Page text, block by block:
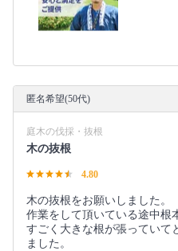
匿名希望(50代)
庭木の伐採・抜根
木の抜根
4.80
木の抜根をお願いしました。
作業をして頂いている途中根
すごく大きな根が張っていて
ました。